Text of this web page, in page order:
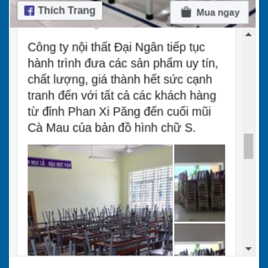
Bàn ghế
cho học
sinh 2
Bàn ghế học
sinh bán trú
BBT 210
2420000
VND
1980000
VND
Bàn ghế học
sinh bán trú
BBT 207 liền
ghế
2640000
VND
1980000
VND
Bàn học sinh
giá rẻ TPHCM
02 chỗ BHS
1485000
VND
935000
VND
Bàn ghế học
sinh HCM 02
chỗ BHS 301
1595000
VND
1155000
VND
Bàn ghế bán
2475000
2310000